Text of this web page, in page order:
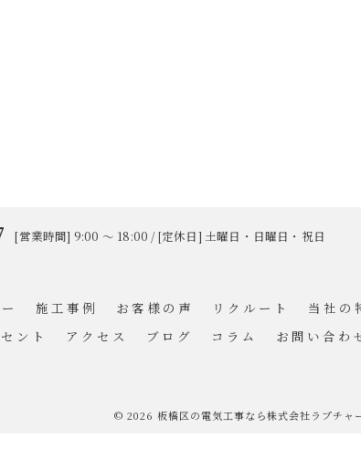
[営業時間] 9:00 ～ 18:00 / [定休日] 土曜日・日曜日・祝日
施工事例 お客様の声 リクルート 当社の
ント アクセス ブログ コラム お問い合わ
© 2026 板橋区の電気工事なら株式会社ラプチ